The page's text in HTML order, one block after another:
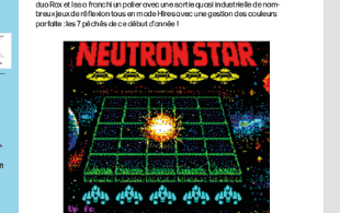
o
m
m
a
y
b
e